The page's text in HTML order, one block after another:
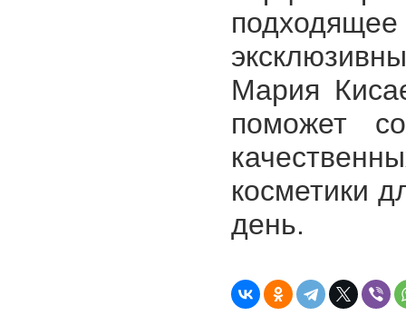
подходящее
Мария
поможет
косметики
день.